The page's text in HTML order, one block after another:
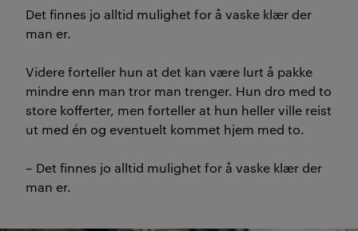
Det finnes jo alltid mulighet for å vaske klær der
man er.
Videre forteller hun at det kan være lurt å pakke
mindre enn man tror man trenger. Hun dro med to
store kofferter, men forteller at hun heller ville reist
ut med én og eventuelt kommet hjem med to.
– Det finnes jo alltid mulighet for å vaske klær der
man er.